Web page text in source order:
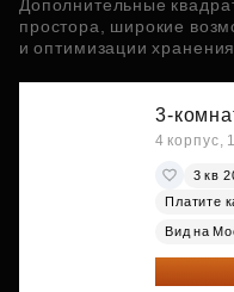
Дополнительные
простора, широкие
и оптимизации хранения
3-
4 корпус,
3 кв
Платите
Вид на
45 135